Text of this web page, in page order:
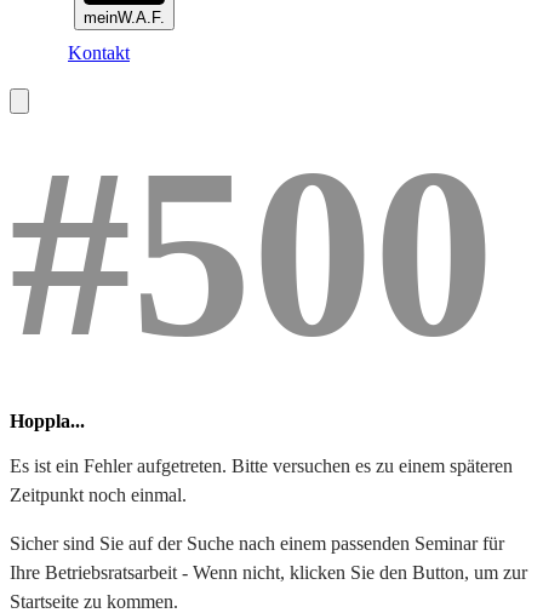
meinW.A.F.
Kontakt
#500
Hoppla...
Es ist ein Fehler aufgetreten. Bitte versuchen es zu einem späteren
Zeitpunkt noch einmal.
Sicher sind Sie auf der Suche nach einem passenden Seminar für
Ihre Betriebsratsarbeit - Wenn nicht, klicken Sie den Button, um zur
Startseite zu kommen.